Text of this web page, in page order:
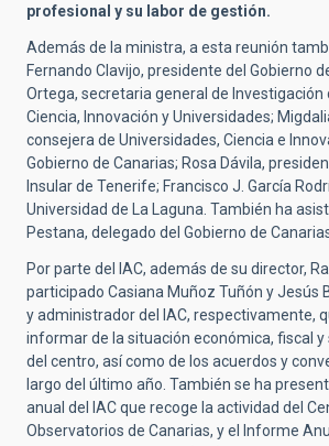
profesional y su labor de gestión.
Además de la ministra, a esta reunión
Fernando Clavijo, presidente del Gobierno
Ortega, secretaria general de Investigación
Ciencia, Innovación y Universidades;
consejera de Universidades, Ciencia e
Gobierno de Canarias; Rosa Dávila,
Insular de Tenerife; Francisco J. García
Universidad de La Laguna. También ha
Pestana, delegado del Gobierno de
Por parte del IAC, además de su director,
participado Casiana Muñoz Tuñón y Jesús
y administrador del IAC, respectivamente,
informar de la situación económica, fiscal y
del centro, así como de los acuerdos y
largo del último año. También se ha
anual del IAC que recoge la actividad del
Observatorios de Canarias, y el Informe